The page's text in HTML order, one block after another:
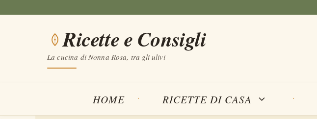
contenuto Ricette e Consigli
La cucina di Nonna Rosa, tra gli ulivi
HOME RICETTE DI CASA